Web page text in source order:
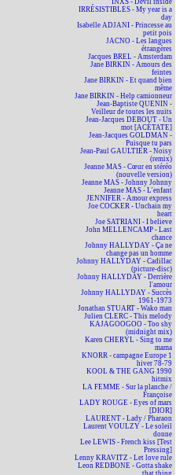
INXS - Devil inside
IRRÉSISTIBLES - My year is a
day
Isabelle ADJANI - Princesse au
petit pois
JACNO - Les langues
étrangères
Jacques BREL - Amsterdam
Jane BIRKIN - Amours des
feintes
Jane BIRKIN - Et quand bien
même
Jane BIRKIN - Help camionneur
Jean-Baptiste QUENIN -
Veilleur de toutes les nuits
Jean-Jacques DEBOUT - Un
mot [ACÉTATE]
Jean-Jacques GOLDMAN -
Puisque tu pars
Jean-Paul GAULTIER - Noisy
(remix)
Jeanne MAS - Cœur en stéréo
(nouvelle version)
Jeanne MAS - Johnny Johnny
Jeanne MAS - L'enfant
JENNIFER - Amour express
Joe COCKER - Unchain my
heart
Joe SATRIANI - I believe
John MELLENCAMP - Last
chance
Johnny HALLYDAY - Ça ne
change pas un homme
Johnny HALLYDAY - Cadillac
(picture-disc)
Johnny HALLYDAY - Derrière
l'amour
Johnny HALLYDAY - Succès
1961-1973
Jonathan STUART - Wako man
Julien CLERC - This melody
KAJAGOOGOO - Too shy
(midnight mix)
Karen CHERYL - Sing to me
mama
KNORR - campagne Europe 1
hiver 78-79
KOOL & THE GANG 1990
hitmix
LA FEMME - Sur la planche /
Françoise
LADY ROUGE - Eyes of mars
[DIOR]
LAURENT - Lady / Pharaon
Laurent VOULZY - Le soleil
donne
Lee LEWIS - French kiss [Test
Pressing]
Lenny KRAVITZ - Let love rule
Leon REDBONE - Gotta shake
that thing